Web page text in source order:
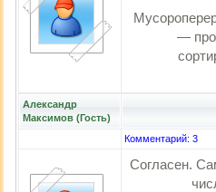
—
Александр
Максимов (Гость)
Комментарий: 3
Согласен.